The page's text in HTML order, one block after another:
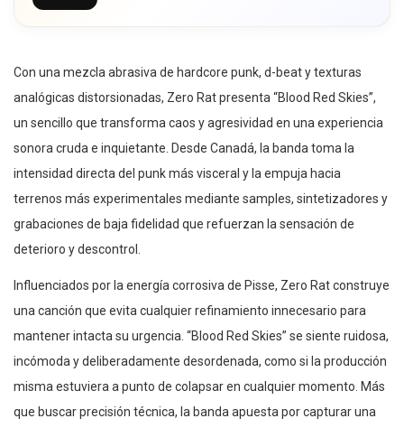
Con una mezcla abrasiva de hardcore punk, d-beat y texturas
analógicas distorsionadas, Zero Rat presenta “Blood Red Skies”,
un sencillo que transforma caos y agresividad en una experiencia
sonora cruda e inquietante. Desde Canadá, la banda toma la
intensidad directa del punk más visceral y la empuja hacia
terrenos más experimentales mediante samples, sintetizadores y
grabaciones de baja fidelidad que refuerzan la sensación de
deterioro y descontrol.
Influenciados por la energía corrosiva de Pisse, Zero Rat construye
una canción que evita cualquier refinamiento innecesario para
mantener intacta su urgencia. “Blood Red Skies” se siente ruidosa,
incómoda y deliberadamente desordenada, como si la producción
misma estuviera a punto de colapsar en cualquier momento. Más
que buscar precisión técnica, la banda apuesta por capturar una